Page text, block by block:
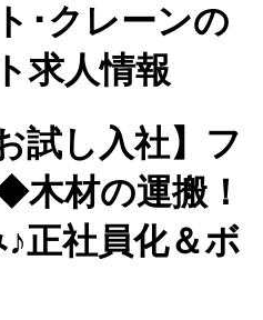
･クレーンの
求人情報
試し入社】フ
木材の運搬！
正社員化＆ボ